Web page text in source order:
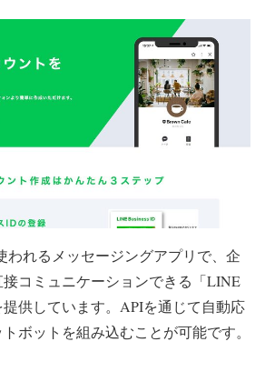
われるメッセージングアプリで、企
コミュニケーションできる「LINE
供しています。APIを通じて自動応
ボットを組み込むことが可能です。